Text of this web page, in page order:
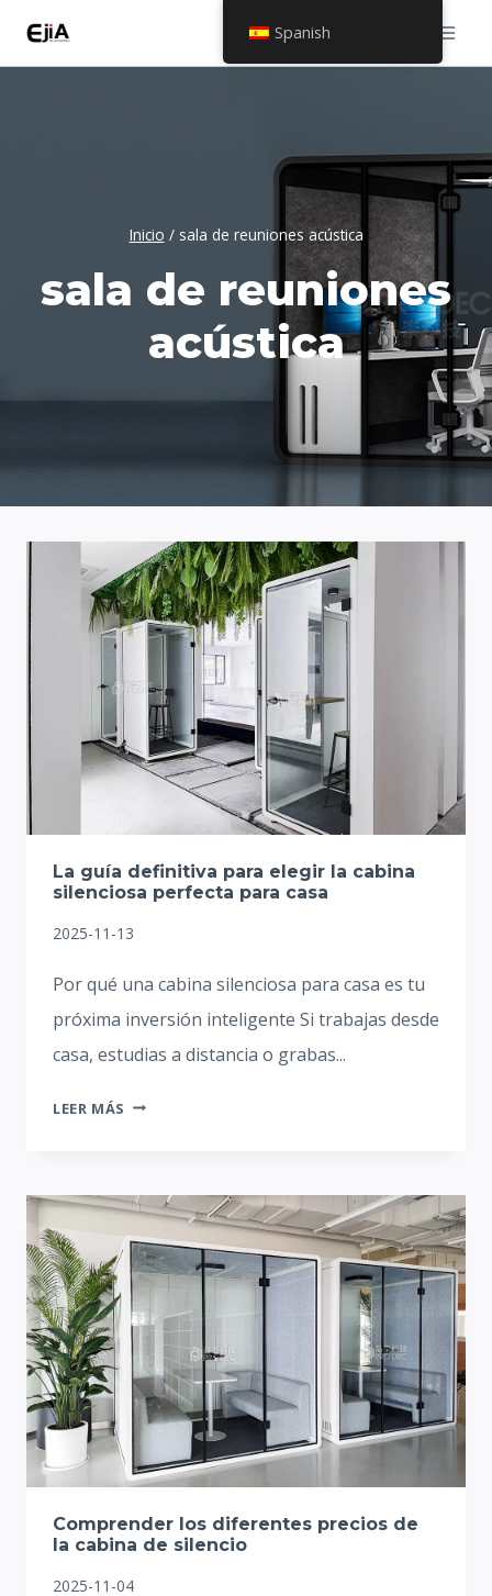
Inicio / sala de reuniones acústica
sala de reuniones
acústica
La guía definitiva para elegir la cabina
silenciosa perfecta para casa
2025-11-13
Por qué una cabina silenciosa para casa es tu
próxima inversión inteligente Si trabajas desde
casa, estudias a distancia o grabas...
LEER MÁS LA
ELEGIR
LA
CABINA
SILENCIOSA
PERFECTA
CASA
Comprender los diferentes precios de
la cabina de silencio
2025-11-04
Spanish